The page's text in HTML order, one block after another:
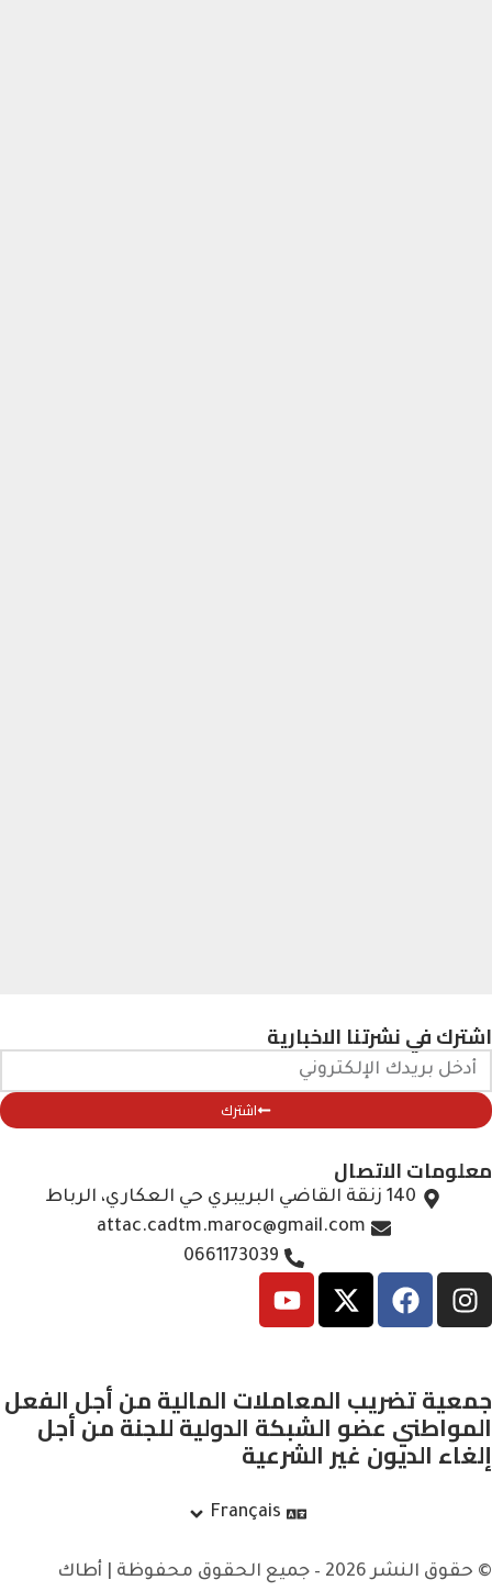
اشترك في نشرتنا الاخبارية
اشترك
معلومات الاتصال
140 زنقة القاضي البريبري حي العكاري، الرباط
attac.cadtm.maroc@gmail.com
0661173039
جمعية تضريب المعاملات المالية من أجل الفعل
المواطني عضو الشبكة الدولية للجنة من أجل
إلغاء الديون غير الشرعية
Français
© حقوق النشر 2026 – جميع الحقوق محفوظة | أطاك